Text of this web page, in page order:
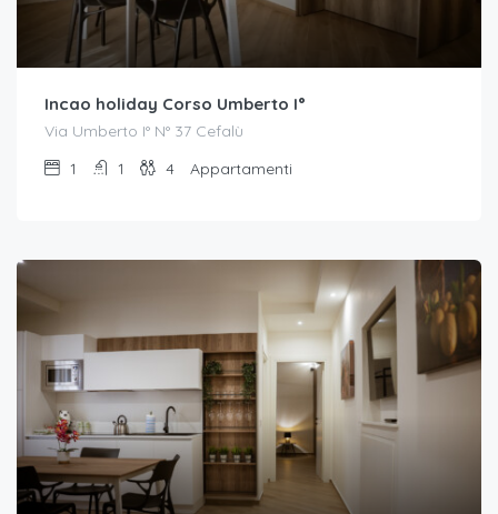
Incao holiday Corso Umberto I°
Via Umberto I° N° 37 Cefalù
1
1 4 Appartamenti